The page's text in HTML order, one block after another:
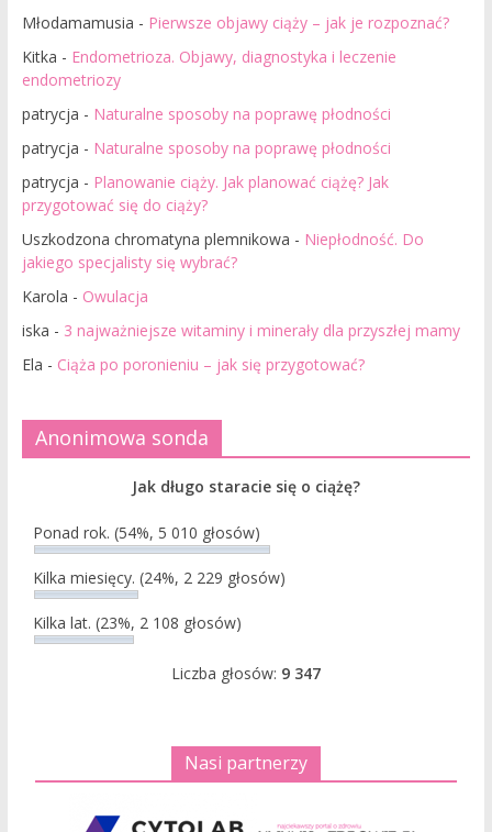
Młodamamusia - Pierwsze objawy ciąży – jak je rozpoznać?
Kitka - Endometrioza. Objawy, diagnostyka i leczenie
endometriozy
patrycja - Naturalne sposoby na poprawę płodności
patrycja - Naturalne sposoby na poprawę płodności
patrycja - Planowanie ciąży. Jak planować ciążę? Jak
przygotować się do ciąży?
Uszkodzona chromatyna plemnikowa - Niepłodność. Do
jakiego specjalisty się wybrać?
Karola - Owulacja
iska - 3 najważniejsze witaminy i minerały dla przyszłej mamy
Ela - Ciąża po poronieniu – jak się przygotować?
Anonimowa sonda
Jak długo staracie się o ciążę?
Ponad rok. (54%, 5 010 głosów)
Kilka miesięcy. (24%, 2 229 głosów)
Kilka lat. (23%, 2 108 głosów)
Liczba głosów: 9 347
Nasi partnerzy